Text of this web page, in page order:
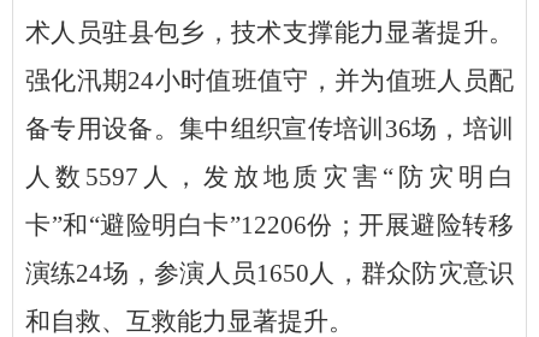
术人员驻县包乡，技术支撑能力显著提升。
强化汛期24小时值班值守，并为值班人员配
备专用设备。集中组织宣传培训36场，培训
人数5597人，发放地质灾害“防灾明白
卡”和“避险明白卡”12206份；开展避险转移
演练24场，参演人员1650人，群众防灾意识
和自救、互救能力显著提升。